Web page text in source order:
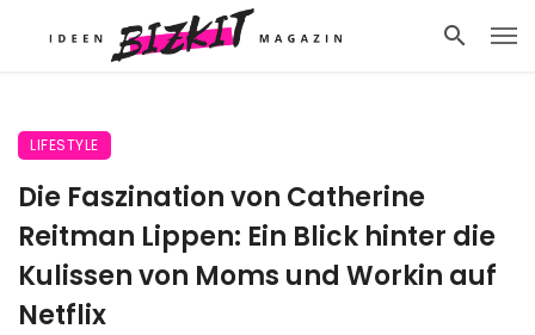
LIFESTYLE
Die Faszination von Catherine
Reitman Lippen: Ein Blick hinter die
Kulissen von Moms und Workin auf
Netflix